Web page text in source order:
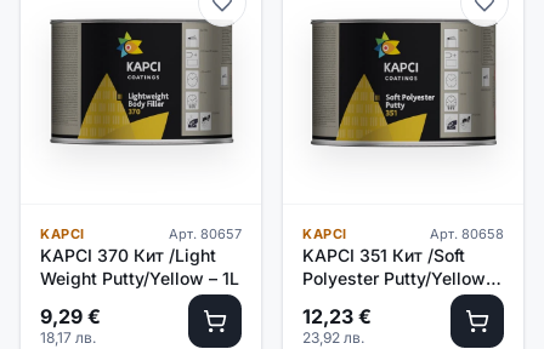
KAPCI Арт. 80657
KAPCI 370 Кит /Light
Weight Putty/Yellow – 1L
9,29 €
18,17 лв.
KAPCI Арт. 80658
KAPCI 351 Кит /Soft
Polyester Putty/Yellow –
12,23 €
23,92 лв.